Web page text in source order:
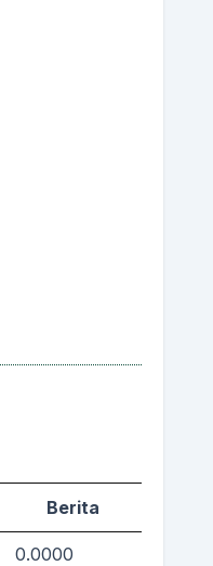
Berita
0.0000